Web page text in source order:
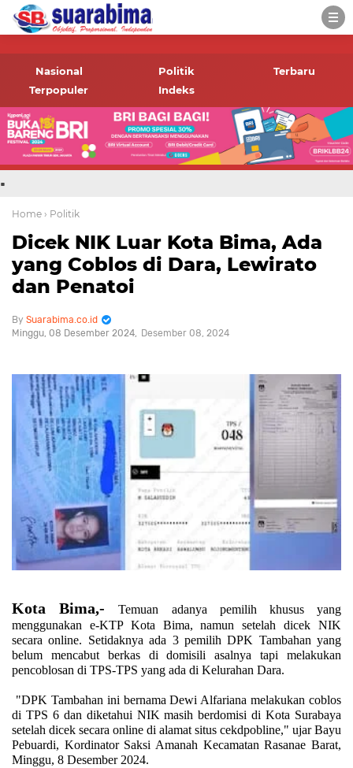
-->
informasi terbaru tentang
Bima dan daerah sekitar
Nasional Politik
Terbaru
Terpopuler
Indeks
.
Home › Politik
Dicek NIK Luar Kota Bima, Ada
yang Coblos di Dara, Lewirato
dan Penatoi
Suarabima.co.id
Minggu, 08 Desember 2024
Desember 08, 2024
Kota Bima,-Temuan adanya pemilih khusus yang
menggunakan e-KTP Kota Bima, namun setelah dicek NIK
secara online. Setidaknya ada 3 pemilih DPK Tambahan yang
belum mencabut berkas di domisili asalnya tapi melakukan
pencoblosan di TPS-TPS yang ada di Kelurahan Dara.
"DPK Tambahan ini bernama Dewi Alfariana melakukan coblos
di TPS 6 dan diketahui NIK masih berdomisi di Kota Surabaya
setelah dicek secara online di alamat situs cekdpobline," ujar Bayu
Pebuardi, Kordinator Saksi Amanah Kecamatan Rasanae Barat,
Minggu, 8 Desember 2024.